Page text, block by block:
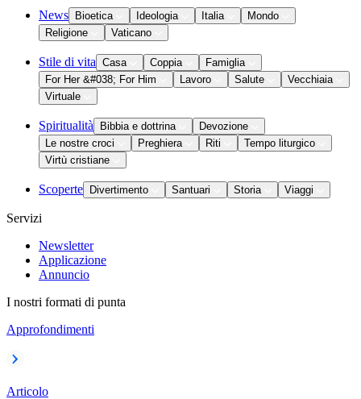
News Bioetica Ideologia Italia
Mondo
Religione
Vaticano
Stile di vita Casa Coppia
Famiglia
For Her &#038; For Him
Lavoro Salute
Vecchiaia
Virtuale
Spiritualità Bibbia e dottrina
Devozione
Le nostre croci
Preghiera Riti
Tempo liturgico
Virtù cristiane
Scoperte Divertimento Santuari Storia Viaggi
Servizi
Newsletter
Applicazione
Annuncio
I nostri formati di punta
Approfondimenti
Articolo